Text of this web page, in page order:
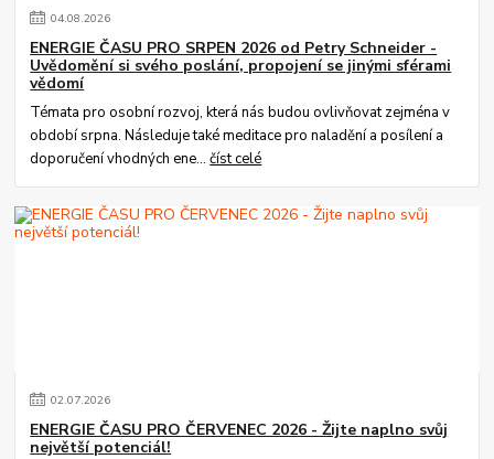
04.08.2026
ENERGIE ČASU PRO SRPEN 2026 od Petry Schneider -
Uvědomění si svého poslání, propojení se jinými sférami
vědomí
Témata pro osobní rozvoj, která nás budou ovlivňovat zejména v
období srpna. Následuje také meditace pro naladění a posílení a
doporučení vhodných ene...číst celé
02.07.2026
ENERGIE ČASU PRO ČERVENEC 2026 - Žijte naplno svůj
největší potenciál!